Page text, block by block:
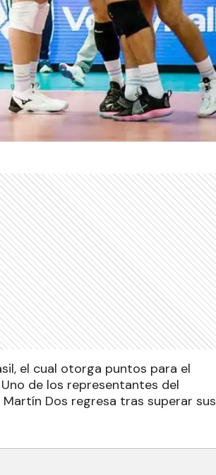
el cual otorga puntos para el
de los representantes del
Dos regresa tras superar sus